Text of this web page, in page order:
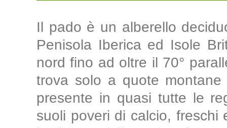
Il pado è un alberello
Penisola Iberica ed Isole
nord fino ad oltre il 70°
trova solo a quote
presente in quasi tutte le
suoli poveri di calcio,